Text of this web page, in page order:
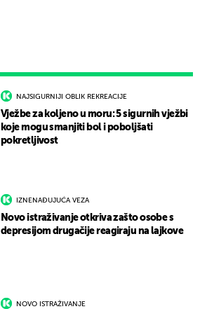
NAJSIGURNIJI OBLIK REKREACIJE
Vježbe za koljeno u moru: 5 sigurnih vježbi
koje mogu smanjiti bol i poboljšati
pokretljivost
IZNENAĐUJUĆA VEZA
Novo istraživanje otkriva zašto osobe s
depresijom drugačije reagiraju na lajkove
NOVO ISTRAŽIVANJE